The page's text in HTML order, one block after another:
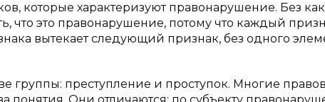
которые характеризуют правонарушение. Без
что это правонарушение, потому что каждый
вытекает следующий признак, без одного
группы: преступление и проступок. Многие